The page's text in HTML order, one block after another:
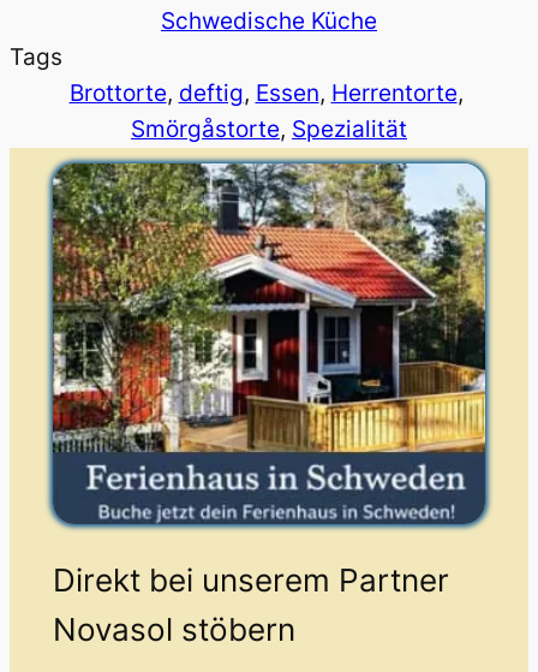
Schwedische Küche
Tags
Brottorte, deftig, Essen, Herrentorte
Smörgåstorte, Spezialität
Direkt bei unserem Partner
Novasol stöbern